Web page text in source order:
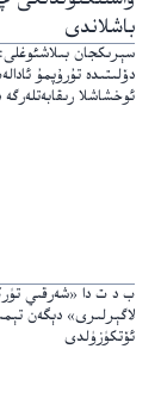
باشلاندى
سېرىكجان بىلاشئوغلى:
دۆلىتىدە تۇرۇپمۇ
ئوخشاشلا
ب د ت دا «شەرقىي
لاگېرلىرى» دېگەن
ئۆتكۈزۈلدى